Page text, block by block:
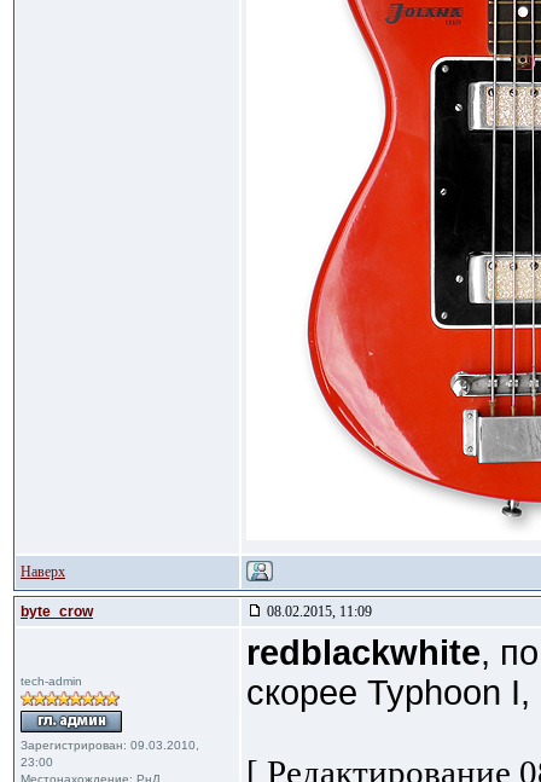
Наверх
byte_crow 08.02.2015, 11:09
tech-admin
Зарегистрирован: 09.03.2010,
23:00
Местонахождение: РнД
redblackwhite,
скорее Typhoon
[ Редактирование